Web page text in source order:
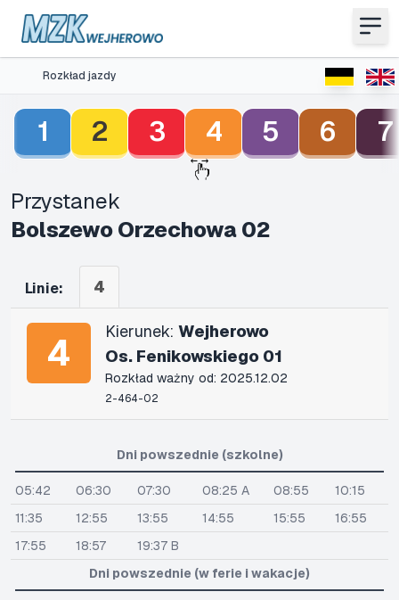
Rozkład jazdy
1 2 3 4 5 6 7
Przystanek
Bolszewo Orzechowa 02
Linie: 4
4 Kierunek: Wejherowo
Os. Fenikowskiego 01
Rozkład ważny od: 2025.12.02
2-464-02
Dni powszednie (szkolne)
05:42 06:30 07:30 08:25 A 08:55
10:15
11:35
12:55 13:55 14:55 15:55
16:55
17:55
18:57
19:37 B
Dni powszednie (w ferie i wakacje)